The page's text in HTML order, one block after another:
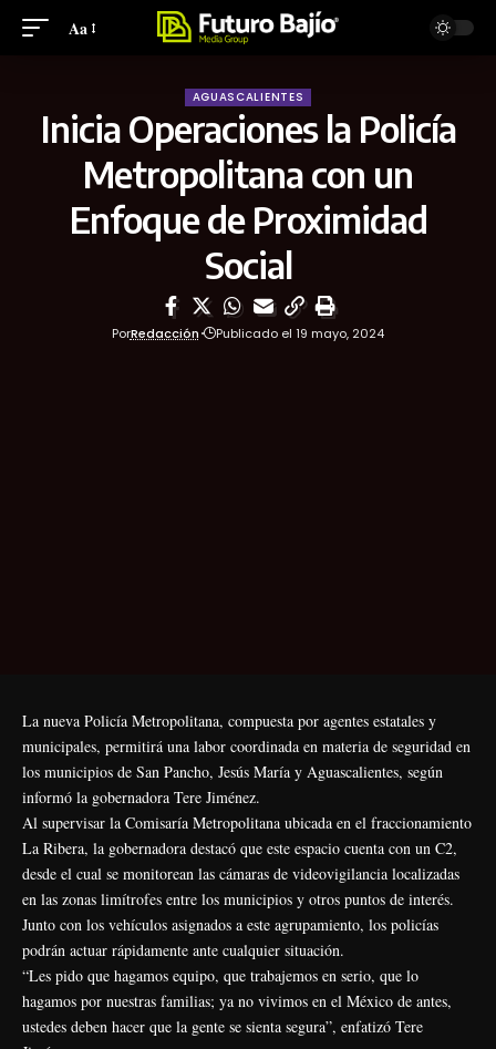
Aa
AGUASCALIENTES
Inicia Operaciones la Policía
Metropolitana con un
Enfoque de Proximidad
Social
PorRedacción Publicado el 19 mayo, 2024
La nueva Policía Metropolitana, compuesta por agentes estatales y
municipales, permitirá una labor coordinada en materia de seguridad en
los municipios de San Pancho, Jesús María y Aguascalientes, según
informó la gobernadora Tere Jiménez.
Al supervisar la Comisaría Metropolitana ubicada en el fraccionamiento
La Ribera, la gobernadora destacó que este espacio cuenta con un C2,
desde el cual se monitorean las cámaras de videovigilancia localizadas
en las zonas limítrofes entre los municipios y otros puntos de interés.
Junto con los vehículos asignados a este agrupamiento, los policías
podrán actuar rápidamente ante cualquier situación.
“Les pido que hagamos equipo, que trabajemos en serio, que lo
hagamos por nuestras familias; ya no vivimos en el México de antes,
ustedes deben hacer que la gente se sienta segura”, enfatizó Tere